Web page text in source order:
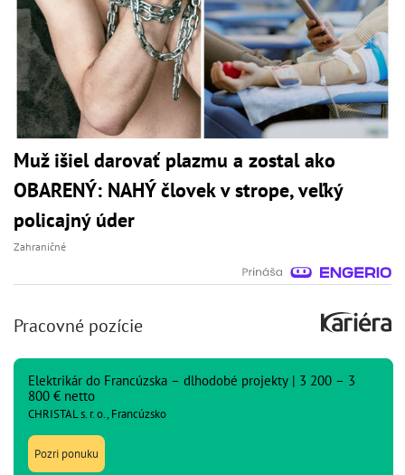
Muž išiel darovať plazmu a zostal ako
OBARENÝ: NAHÝ človek v strope, veľký
policajný úder
Zahraničné
Pracovné pozície
Elektrikár do Francúzska – dlhodobé projekty | 3 200 – 3
800 € netto
CHRISTAL s. r. o., Francúzsko
Pozri ponuku